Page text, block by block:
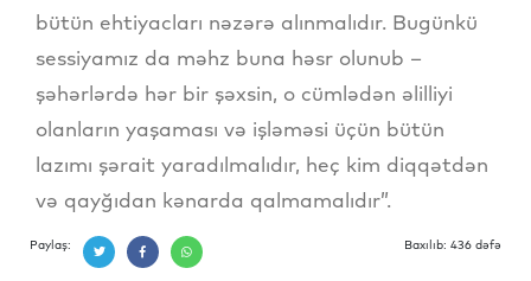
bütün ehtiyacları nəzərə alınmalıdır. Bugünkü
sessiyamız da məhz buna həsr olunub –
şəhərlərdə hər bir şəxsin, o cümlədən əlilliyi
olanların yaşaması və işləməsi üçün bütün
lazımı şərait yaradılmalıdır, heç kim diqqətdən
və qayğıdan kənarda qalmamalıdır”.
Paylaş: Baxılıb: 436 dəfə